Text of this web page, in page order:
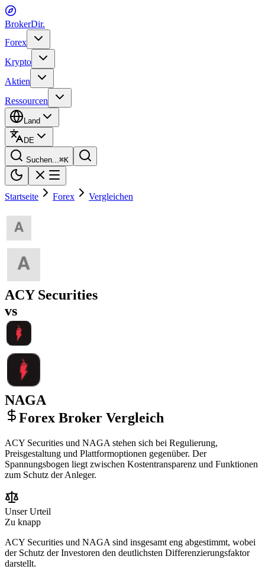
BrokerDir.
Forex
Krypto
Aktien
Ressourcen
Land
DE
Suchen...⌘K
Startseite Forex Vergleichen
ACY Securities
vs
NAGA
Forex Broker Vergleich
ACY Securities und NAGA stehen sich bei Regulierung,
Preisgestaltung und Plattformoptionen gegenüber. Der
Spannungsbogen liegt zwischen Kostentransparenz und Funktionen
zum Schutz der Anleger.
Unser Urteil
Zu knapp
ACY Securities und NAGA sind insgesamt eng abgestimmt, wobei
der Schutz der Investoren den deutlichsten Differenzierungsfaktor
darstellt.